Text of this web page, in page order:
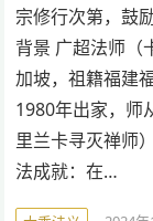
宗修行次第，鼓
背景 广超法师（
加坡，祖籍福建
1980年出家，师
里兰卡寻灭禅师
法成就：在…